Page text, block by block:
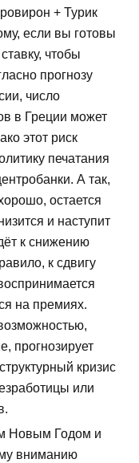
+ Турик
если вы готовы
чтобы
прогнозу
число
в Греции может
этот риск
печатания
А так,
остается
и наступит
к снижению
к сдвигу
на премиях.
прогнозирует
кризис
или
Новым Годом и
вниманию